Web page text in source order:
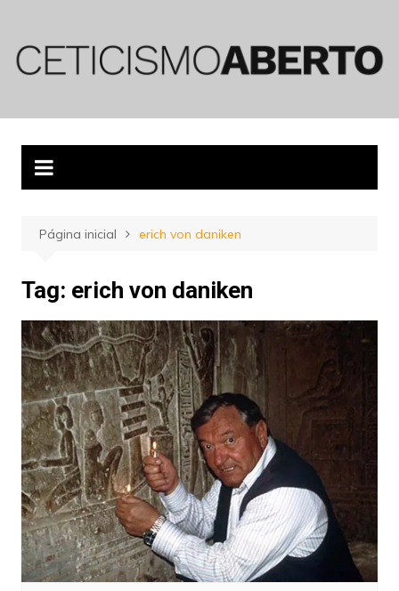
conteúdo
Página inicial erich von daniken
Tag: erich von daniken